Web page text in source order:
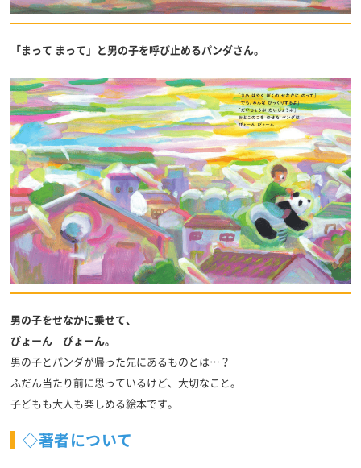
「まって まって」と男の子を呼び止めるパンダさん。
男の子をせなかに乗せて、
ぴょーん ぴょーん。
男の子とパンダが帰った先にあるものとは…？
ふだん当たり前に思っているけど、大切なこと。
子どもも大人も楽しめる絵本です。
◇著者について